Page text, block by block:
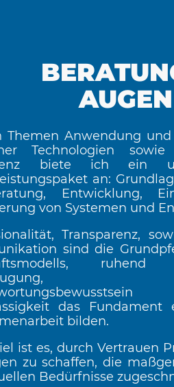
Themen Anwendung
Technologien sowie
biete ich ein
an:
Entwicklung,
von Systemen und
Transparenz,
sind die
das Fundament
bilden.
ist es, durch Vertrauen
zu schaffen, die
Bedürfnisse